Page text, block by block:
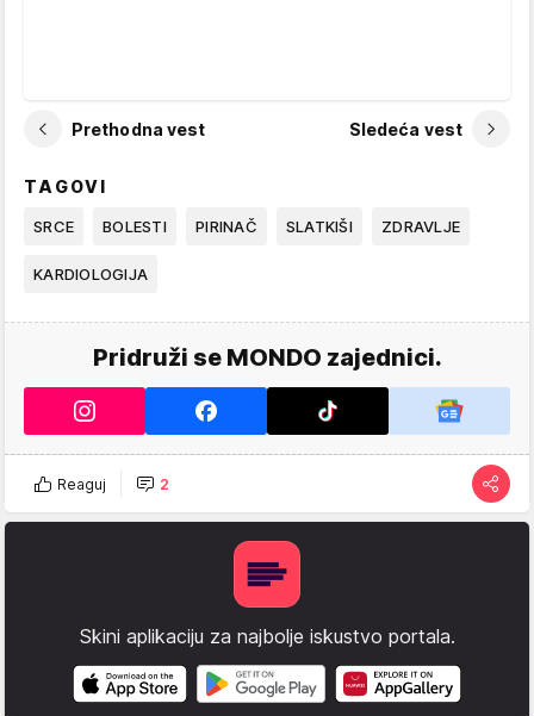
Prethodna vest Sledeća vest
TAGOVI
SRCE BOLESTI PIRINAČ SLATKIŠI ZDRAVLJE
KARDIOLOGIJA
Pridruži se MONDO zajednici.
Reaguj 2
Skini aplikaciju za najbolje iskustvo portala.